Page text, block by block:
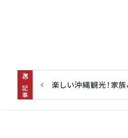
次の記事 楽しい沖縄観光！家